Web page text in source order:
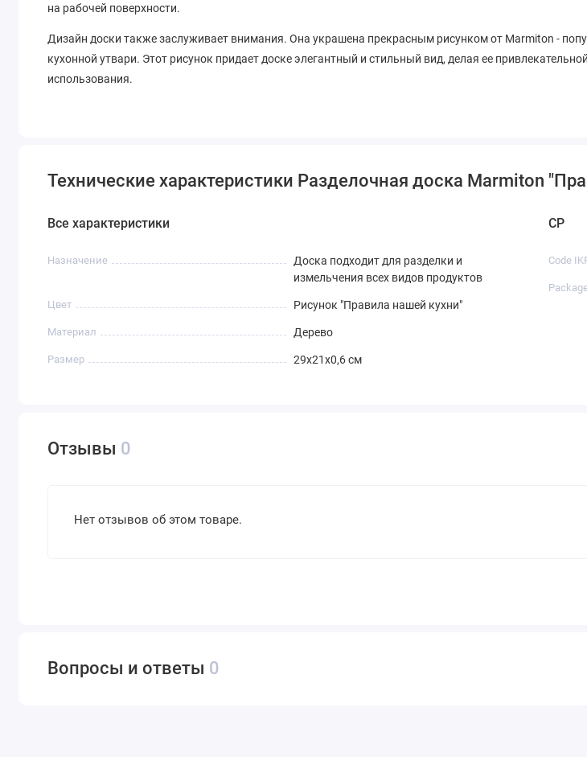
на рабочей поверхности.
Дизайн доски также заслуживает внимания. Она украшена прекрасным рисунком от Marmiton -
кухонной утвари. Этот рисунок придает доске элегантный и стильный вид, делая ее
использования.
Технические характеристики Разделочная доска Marmiton
Все характеристики
Назначение
Доска подходит для разделки и
измельчения всех видов продуктов
Цвет Рисунок "Правила нашей кухни"
Материал Дерево
Размер 29х21х0,6 см
CP
Code
Отзывы 0
Нет отзывов об этом товаре.
Вопросы и ответы 0